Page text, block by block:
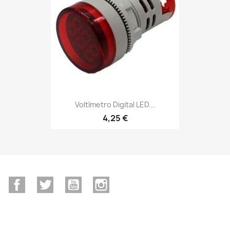
Voltímetro Digital LED...
4,25 €
FacebookTwitter YouTube